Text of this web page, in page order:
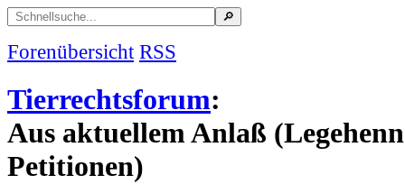
Forenübersicht RSS
Tierrechtsforum:
Aus aktuellem Anlaß
Petitionen)